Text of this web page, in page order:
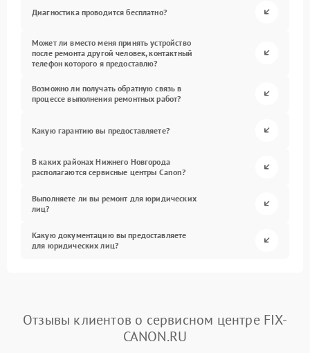
Диагностика проводится бесплатно?
Может ли вместо меня принять устройство
после ремонта другой человек, контактный
телефон которого я предоставлю?
Возможно ли получать обратную связь в
процессе выполнения ремонтных работ?
Какую гарантию вы предоставляете?
В каких районах Нижнего Новгорода
располагаются сервисные центры Canon?
Выполняете ли вы ремонт для юридических
лиц?
Какую документацию вы предоставляете
для юридических лиц?
Отзывы клиентов о сервисном центре FIX-
CANON.RU